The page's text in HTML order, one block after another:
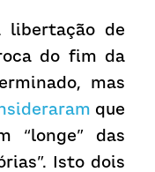
libertação de
do fim da
mas
que
“longe” das
Isto dois